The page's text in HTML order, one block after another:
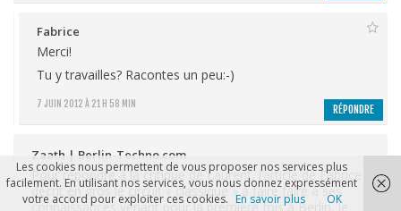
Fabrice
7 JUIN 2012 À 21 H 58 MIN
Merci!
Tu y travailles? Racontes un peu:-)
RÉPONDRE
Zaath | Berlin-Techno.com
Pour répondre à la critique de Laurent, l’article de Fabrice
décrit en gros le circuit « classique » à faire faire à ses
connaissances venant pour la première fois à Berlin. Je
Les cookies nous permettent de vous proposer nos services plus
facilement. En utilisant nos services, vous nous donnez expressément
votre accord pour exploiter ces cookies. En savoir plus OK